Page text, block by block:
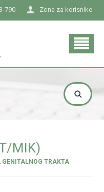
Zona za korisnike
790
MIK)
TRAKTA